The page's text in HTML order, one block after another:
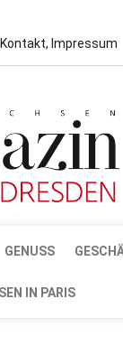
Kontakt, Impressum
GENUSS
IN PARIS